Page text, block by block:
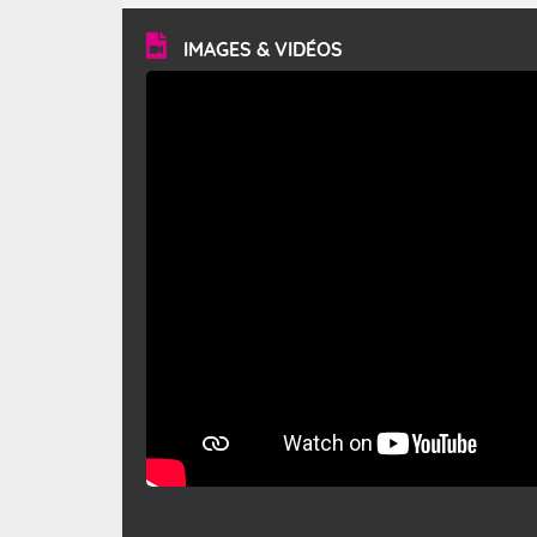
vitesse moyenne de 50 km/h et atteindre 80 à 100 km/h
en rafales, parfois davantage. Il parcourt la basse vallée
du Rhône et la Provence et envahit le littoral
méditerranéen à partir de la Camargue.
IMAGES & VIDÉOS